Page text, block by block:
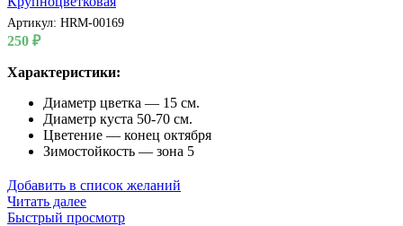
Артикул: HRM-00169
250 ₽
Характеристики:
Диаметр цветка — 15 см.
Диаметр куста 50-70 см.
Цветение — конец октября
Зимостойкость — зона 5
Добавить в список желаний
Читать далее
Быстрый просмотр